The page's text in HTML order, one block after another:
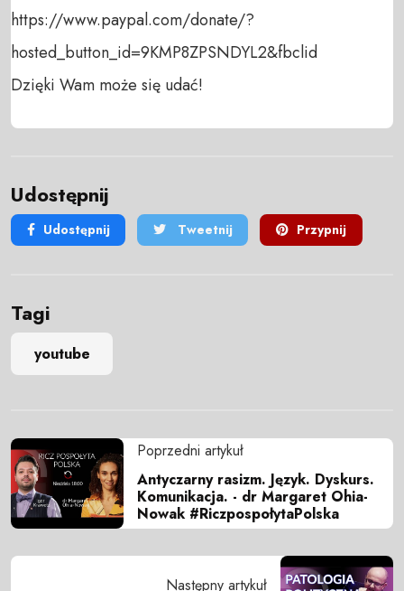
https://www.paypal.com/donate/?
hosted_button_id=9KMP8ZPSNDYL2&fbclid
Dzięki Wam może się udać!
Udostępnij
Udostępnij Tweetnij Przypnij
Tagi
youtube
Poprzedni artykuł
Antyczarny rasizm. Język. Dyskurs.
Komunikacja. - dr Margaret Ohia-
Nowak #RiczpospołytaPolska
Następny artykuł